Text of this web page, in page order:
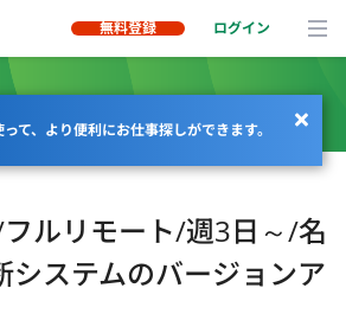
無料登録 ログイン
て、より便利にお仕事探しができます。
フルリモート/週3日～/名
システムのバージョンア